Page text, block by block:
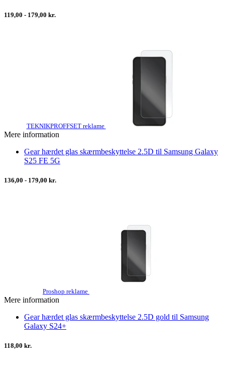
119,00 - 179,00 kr.
TEKNIKPROFFSET reklame
Mere information
Gear hærdet glas skærmbeskyttelse 2.5D til Samsung Galaxy
S25 FE 5G
136,00 - 179,00 kr.
Proshop reklame
Mere information
Gear hærdet glas skærmbeskyttelse 2.5D gold til Samsung
Galaxy S24+
118,00 kr.